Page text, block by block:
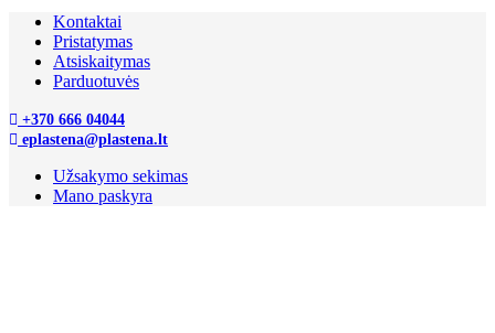
Kontaktai
Pristatymas
Atsiskaitymas
Parduotuvės
+370 666 04044
eplastena@plastena.lt
Užsakymo sekimas
Mano paskyra